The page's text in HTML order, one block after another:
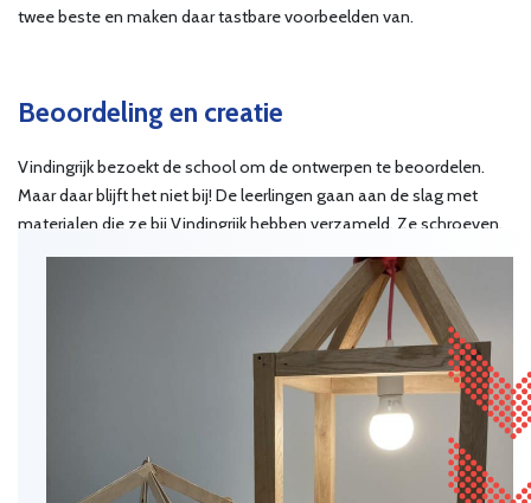
twee beste en maken daar tastbare voorbeelden van.
Beoordeling en creatie
Vindingrijk bezoekt de school om de ontwerpen te beoordelen.
Maar daar blijft het niet bij! De leerlingen gaan aan de slag met
materialen die ze bij Vindingrijk hebben verzameld. Ze schroeven,
lijmen, spijkeren en gebruiken zelfs de naaimachine om nieuwe